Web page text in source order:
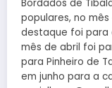
Bordados de
populares, no
destaque foi para
mês de abril foi
para Pinheiro de
em junho para a